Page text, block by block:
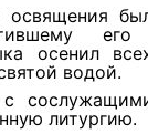
его
осенил
водой.
литургию.